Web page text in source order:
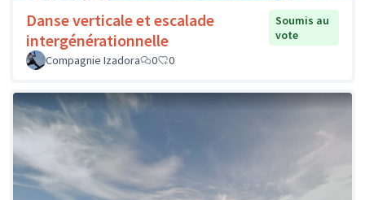
Danse verticale et escalade
intergénérationnelle
Soumis au
vote
Compagnie Izadora
0 0